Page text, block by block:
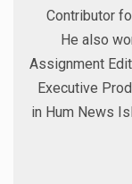
Contributor
He also
Assignment
Executive
in Hum News